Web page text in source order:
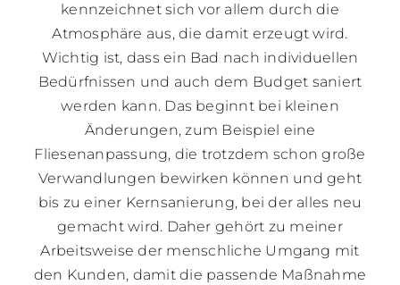
kennzeichnet sich vor allem durch die
Atmosphäre aus, die damit erzeugt wird.
Wichtig ist, dass ein Bad nach individuellen
Bedürfnissen und auch dem Budget saniert
werden kann. Das beginnt bei kleinen
Änderungen, zum Beispiel eine
Fliesenanpassung, die trotzdem schon große
Verwandlungen bewirken können und geht
bis zu einer Kernsanierung, bei der alles neu
gemacht wird. Daher gehört zu meiner
Arbeitsweise der menschliche Umgang mit
den Kunden, damit die passende Maßnahme